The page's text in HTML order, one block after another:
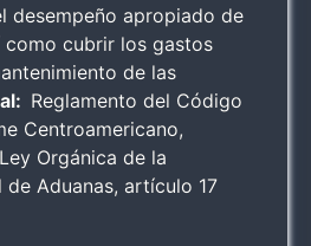
desempeño apropiado de
como cubrir los gastos
de las
Reglamento del Código
Centroamericano,
Orgánica de la
de Aduanas, artículo 17